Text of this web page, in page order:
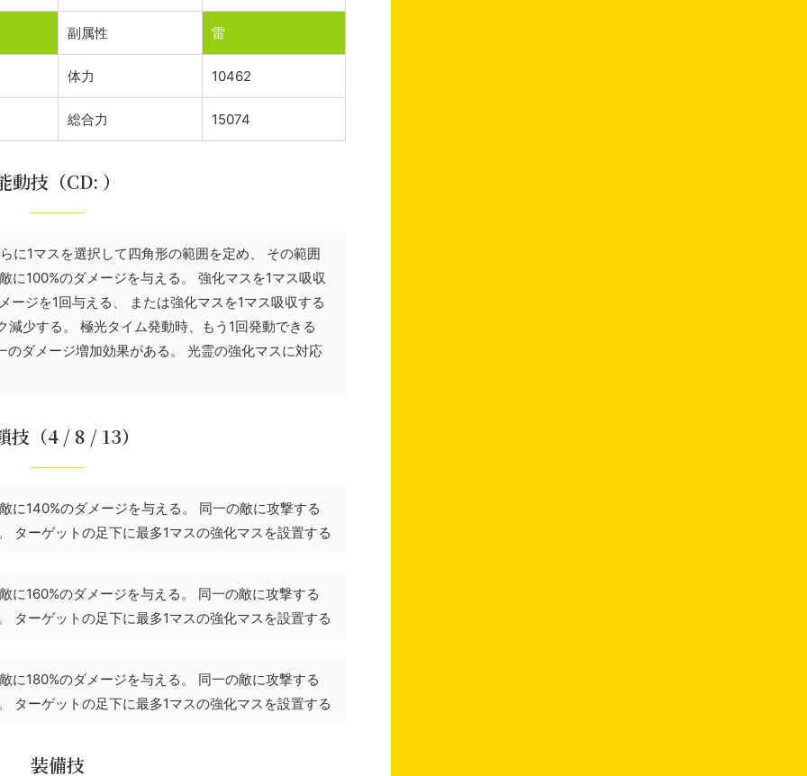
副属性 雷
体力 10462
総合力 15074
動技（CD: ）
に1マスを選択して四角形の範囲を定め、 その範囲
に100%のダメージを与える。 強化マスを1マス吸収
ージを1回与える、 または強化マスを1マス吸収する
減少する。 極光タイム発動時、もう1回発動できる
ダメージ増加効果がある。 光霊の強化マスに対応
技（4 / 8 / 13）
に140%のダメージを与える。 同一の敵に攻撃する
ターゲットの足下に最多1マスの強化マスを設置する
に160%のダメージを与える。 同一の敵に攻撃する
ターゲットの足下に最多1マスの強化マスを設置する
に180%のダメージを与える。 同一の敵に攻撃する
ターゲットの足下に最多1マスの強化マスを設置する
装備技